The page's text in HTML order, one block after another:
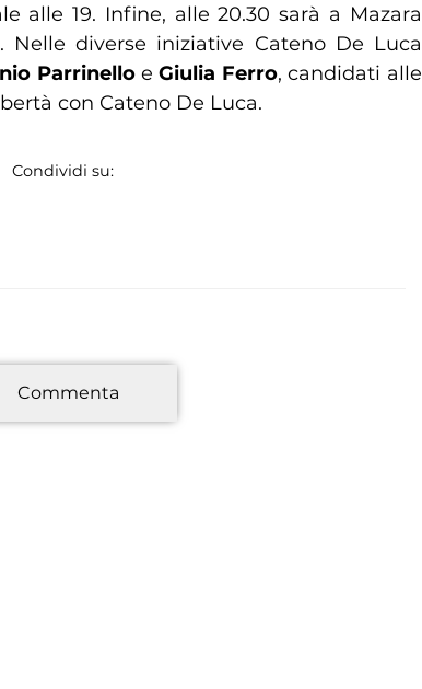
alle 19. Infine, alle 20.30 sarà a Mazara
Nelle diverse iniziative Cateno De Luca
Parrinelloe Giulia Ferro, candidati alle
con Cateno De Luca.
Condividi su:
Commenta